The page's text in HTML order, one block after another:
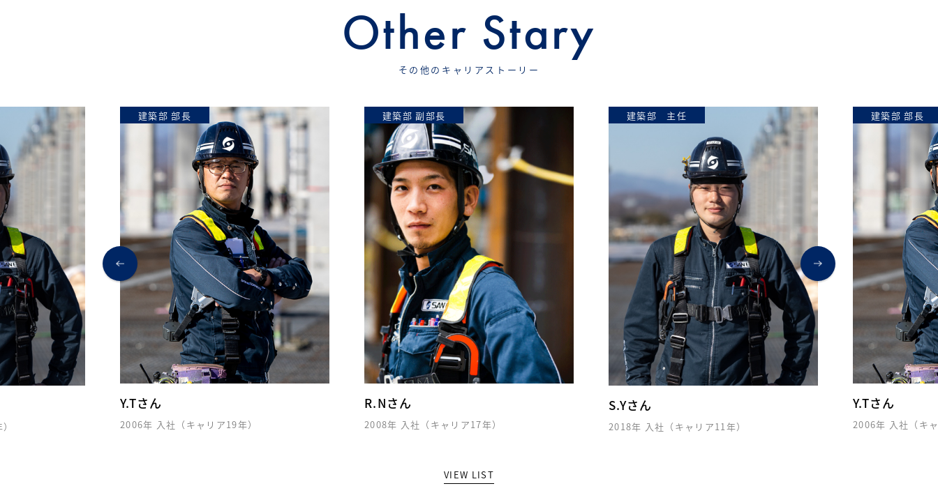
Other Stary
その他のキャリアストーリー
建築部 部長
2006年 入社（キャリア19年）
建築部 副部長
2008年 入社（キャリア17年）
建築部 主任
2018年 入社（キャリア11年）
建築部 部長
2006年 入社（キャリア19年）
VIEW LIST